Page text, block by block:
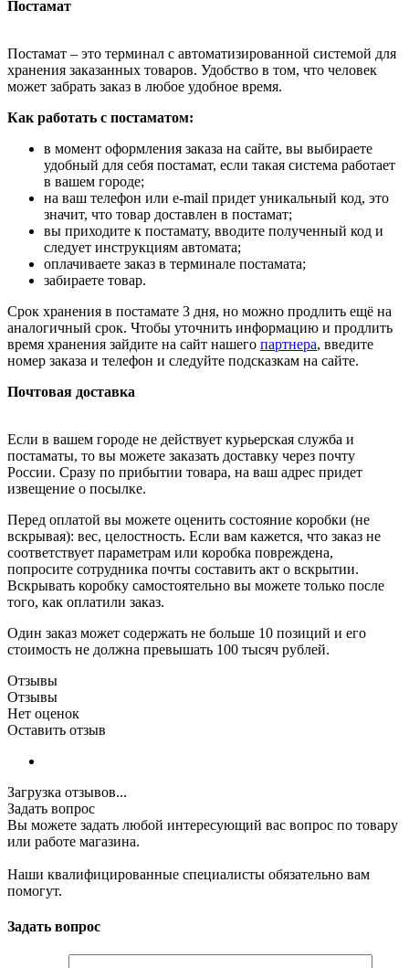
Постамат
Постамат – это терминал с автоматизированной системой для
хранения заказанных товаров. Удобство в том, что человек
может забрать заказ в любое удобное время.
Как работать с постаматом:
в момент оформления заказа на сайте, вы выбираете
удобный для себя постамат, если такая система работает
в вашем городе;
на ваш телефон или e-mail придет уникальный код, это
значит, что товар доставлен в постамат;
вы приходите к постамату, вводите полученный код и
следует инструкциям автомата;
оплачиваете заказ в терминале постамата;
забираете товар.
Срок хранения в постамате 3 дня, но можно продлить ещё на
аналогичный срок. Чтобы уточнить информацию и продлить
время хранения зайдите на сайт нашего партнера, введите
номер заказа и телефон и следуйте подсказкам на сайте.
Почтовая доставка
Если в вашем городе не действует курьерская служба и
постаматы, то вы можете заказать доставку через почту
России. Сразу по прибытии товара, на ваш адрес придет
извещение о посылке.
Перед оплатой вы можете оценить состояние коробки (не
вскрывая): вес, целостность. Если вам кажется, что заказ не
соответствует параметрам или коробка повреждена,
попросите сотрудника почты составить акт о вскрытии.
Вскрывать коробку самостоятельно вы можете только после
того, как оплатили заказ.
Один заказ может содержать не больше 10 позиций и его
стоимость не должна превышать 100 тысяч рублей.
Отзывы
Отзывы
Нет оценок
Оставить отзыв
Загрузка отзывов...
Задать вопрос
Вы можете задать любой интересующий вас вопрос по товару
или работе магазина.
Наши квалифицированные специалисты обязательно вам
помогут.
Задать вопрос